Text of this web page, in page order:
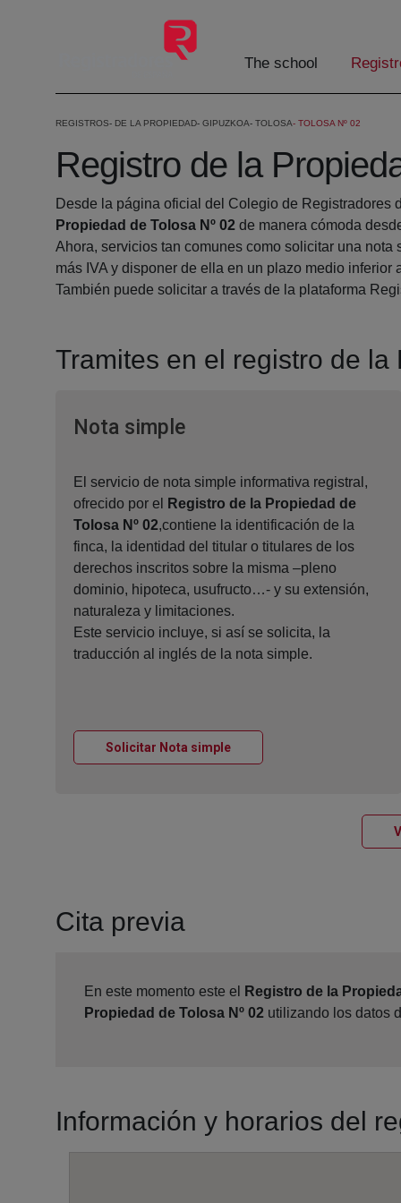
The school
REGISTROS DE LA PROPIEDAD GIPUZKOA TOLOSA TOLOSA Nº 02
Registro de la
Desde la página oficial del Colegio de Registradores
Propiedad de Tolosa Nº 02 de manera cómoda
Ahora, servicios tan comunes como solicitar una nota
más IVA y disponer de ella en un plazo medio inferior
También puede solicitar a través de la plataforma
Tramites en el registro de la
Nota simpleVentana nueva
El servicio de nota simple informativa registral,
ofrecido por el
Registro de la Propiedad de
Tolosa Nº 02,contiene la identificación de la
finca, la identidad del titular o titulares de los
derechos inscritos sobre la misma –pleno
dominio, hipoteca, usufructo…- y su extensión,
naturaleza y limitaciones.
Este servicio incluye, si así se solicita, la
traducción al inglés de la nota simple.
Solicitar Nota simpleVentana nueva
Cita previa
En este momento este el Registro de la
Propiedad de Tolosa Nº 02 utilizando los datos
Información y horarios del